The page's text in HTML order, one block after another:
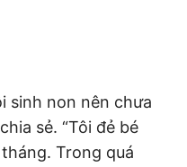
sinh non nên chưa
sẻ. “Tôi đẻ bé
Trong quá